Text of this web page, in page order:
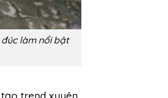
làm nổi bật
trend xuyên